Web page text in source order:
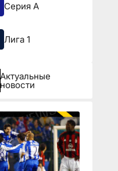
Серия А
Лига 1
Актуальные
новости